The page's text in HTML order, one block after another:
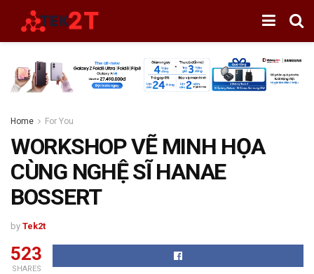
Home For You
WORKSHOP VẼ MINH HỌA
CÙNG NGHỆ SĨ HANAE
BOSSERT
by Tek2t
523
SHARES